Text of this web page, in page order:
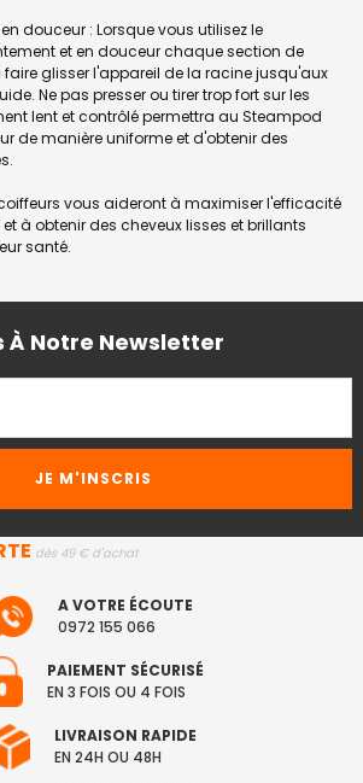
douceur : Lorsque vous utilisez le
et en douceur chaque section de
faire glisser l'appareil de la racine jusqu'aux
Ne pas presser ou tirer trop fort sur les
lent et contrôlé permettra au Steampod
de manière uniforme et d'obtenir des
vous aideront à maximiser l'efficacité
et à obtenir des cheveux lisses et brillants
santé.
Notre Newsletter
dès 49 € d'achat
A VOTRE ÉCOUTE
0972 155 066
PAIEMENT SÉCURISÉ
EN 3 FOIS OU 4 FOIS
LIVRAISON RAPIDE
EN 24H OU 48H